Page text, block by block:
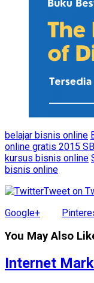
belajar bisnis online
online gratis 2015
kursus bisnis online
bisnis online
Tweet on
Google+
You May Also
Internet